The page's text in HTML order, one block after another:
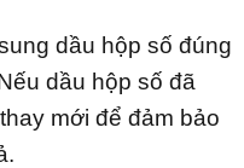
dầu hộp số đúng
dầu hộp số đã
mới để đảm bảo